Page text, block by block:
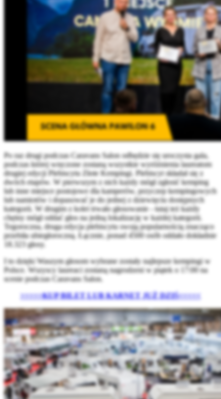
Po raz drugi podczas Caravans Salon odbędzie się uroczysta gala,
podczas której wręczone zostaną wszystkie wyróżnienia laureatom
drugiej edycji Plebiscytu Złote Kempingi. Plebiscyt składał się z
dwóch etapów. W pierwszym z nich każdy mógł zgłosić kemping
lub inne miejsce postojowe dla kamperów, przyczep kempingowych
lub namiotów i dopasować je do jednej z dziewięciu dostępnych
kategorii. W drugim z kolei trwało głosowanie - tutaj też każdy
chętny mógł oddać głos na jedną lokalizację w każdej kategorii.
Tegoroczna, druga edycja plebiscytu swoją popularnością znacząco
przebiła ubiegłoroczną. Łącznie, ponad 4500 osób oddało dokładnie
18.323 głosy.
I to dzięki Waszym głosom wybrane zostały najlepsze kempingi w
Polsce. Wszyscy laureaci zostaną nagrodzeni w piątek o 17:00 na
scenie podczas Caravans Salon.
>>>>>KUP BILET LUB KARNET JUŻ DZIŚ<<<<<